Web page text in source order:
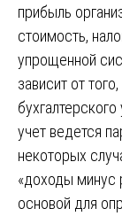
прибыль
стоимость,
упрощенной
зависит от
учет ведется
некоторых
«доходы минус
основой для